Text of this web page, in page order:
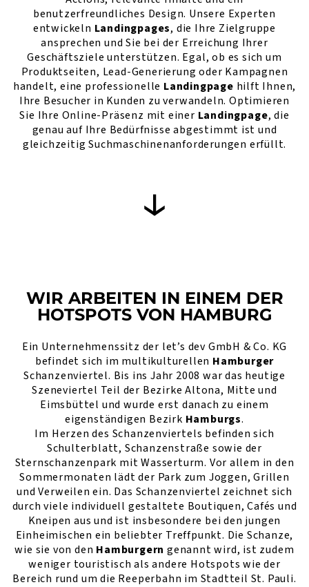
benutzerfreundliches Design. Unsere Experten
entwickeln Landingpages, die Ihre Zielgruppe
ansprechen und Sie bei der Erreichung Ihrer
Geschäftsziele unterstützen. Egal, ob es sich um
Produktseiten, Lead-Generierung oder Kampagnen
handelt, eine professionelle Landingpage hilft Ihnen,
Ihre Besucher in Kunden zu verwandeln. Optimieren
Sie Ihre Online-Präsenz mit einer Landingpage, die
genau auf Ihre Bedürfnisse abgestimmt ist und
gleichzeitig Suchmaschinenanforderungen erfüllt.
WIR ARBEITEN IN EINEM DER
HOTSPOTS VON HAMBURG
Ein Unternehmenssitz der let’s dev GmbH & Co. KG
befindet sich im multikulturellen Hamburger
Schanzenviertel. Bis ins Jahr 2008 war das heutige
Szeneviertel Teil der Bezirke Altona, Mitte und
Eimsbüttel und wurde erst danach zu einem
eigenständigen Bezirk Hamburgs.
Im Herzen des Schanzenviertels befinden sich
Schulterblatt, Schanzenstraße sowie der
Sternschanzenpark mit Wasserturm. Vor allem in den
Sommermonaten lädt der Park zum Joggen, Grillen
und Verweilen ein. Das Schanzenviertel zeichnet sich
durch viele individuell gestaltete Boutiquen, Cafés und
Kneipen aus und ist insbesondere bei den jungen
Einheimischen ein beliebter Treffpunkt. Die Schanze,
wie sie von den Hamburgern genannt wird, ist zudem
weniger touristisch als andere Hotspots wie der
Bereich rund um die Reeperbahn im Stadtteil St. Pauli.